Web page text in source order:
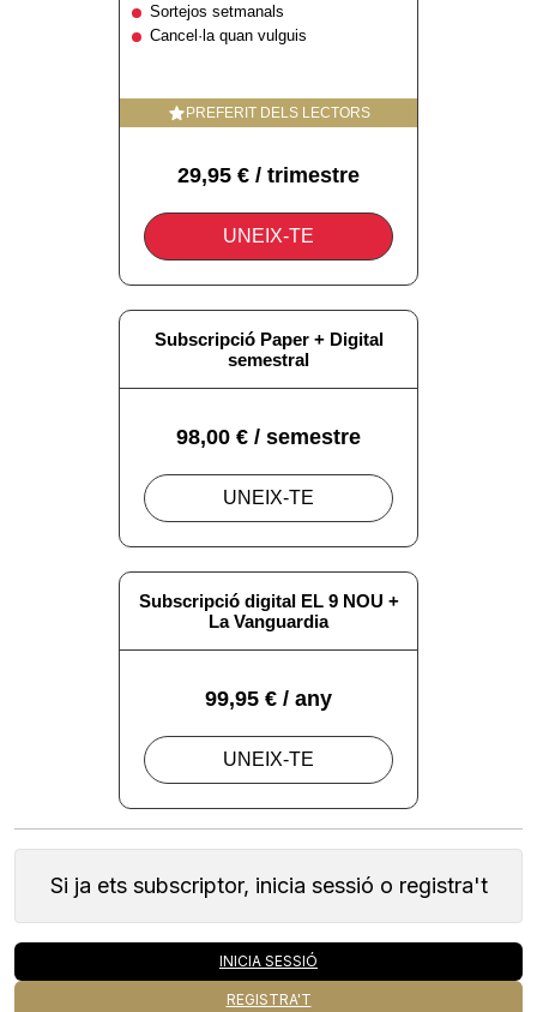
Si ja ets subscriptor, inicia sessió o registra't
INICIA SESSIÓ
REGISTRA'T